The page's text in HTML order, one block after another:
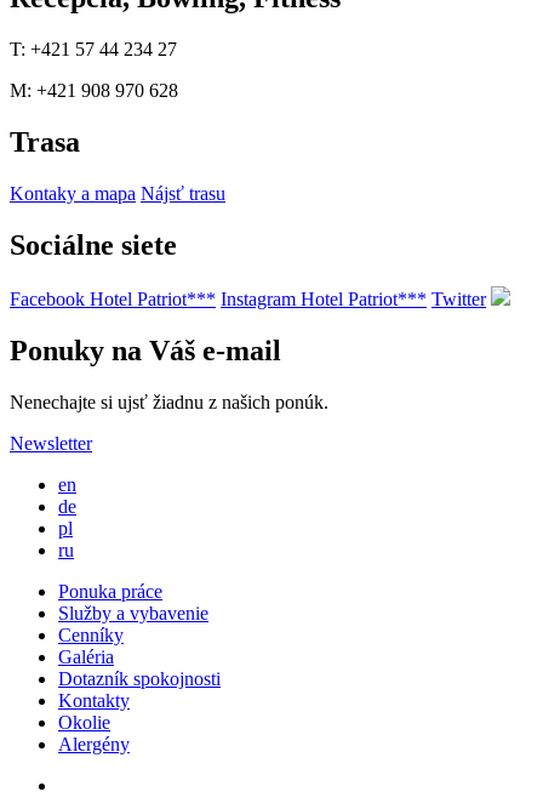
T: +421 57 44 234 27
M: +421 908 970 628
Trasa
Kontaky a mapa Nájsť trasu
Sociálne siete
Facebook Hotel Patriot*** Instagram Hotel Patriot*** Twitter
Ponuky na Váš e-mail
Nenechajte si ujsť žiadnu z našich ponúk.
Newsletter
en
de
pl
ru
Ponuka práce
Služby a vybavenie
Cenníky
Galéria
Dotazník spokojnosti
Kontakty
Okolie
Alergény